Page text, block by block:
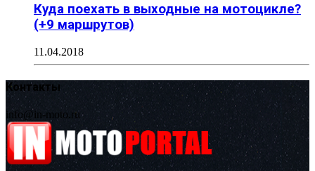
Куда поехать в выходные на мотоцикле?
(+9 маршрутов)
11.04.2018
Контакты
info@in-moto.ru